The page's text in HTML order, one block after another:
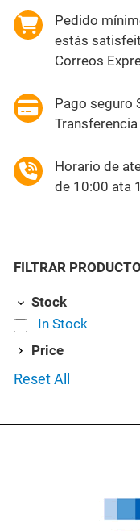
Pedido
estás
Correos
Pago seguro
Horario de
de 10:00 ata
FILTRAR
Stock
In Stock
Price
Reset All